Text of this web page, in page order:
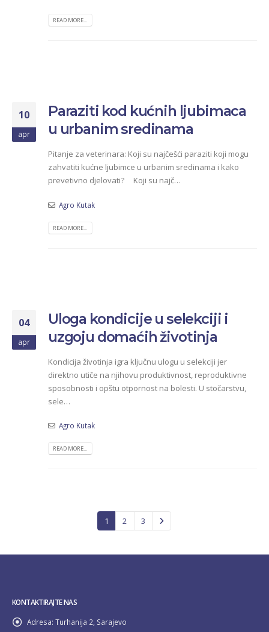
READ MORE...
10
apr
Paraziti kod kućnih ljubimaca
u urbanim sredinama
Pitanje za veterinara: Koji su najčešći paraziti koji mogu
zahvatiti kućne ljubimce u urbanim sredinama i kako
prevetivno djelovati? Koji su najč…
Agro Kutak
READ MORE...
04
apr
Uloga kondicije u selekciji i
uzgoju domaćih životinja
Kondicija životinja igra ključnu ulogu u selekciji jer
direktno utiče na njihovu produktivnost, reproduktivne
sposobnosti i opštu otpornost na bolesti. U stočarstvu,
sele…
Agro Kutak
READ MORE...
1 2 3
KONTAKTIRAJTE NAS
Adresa: Turhanija 2, Sarajevo